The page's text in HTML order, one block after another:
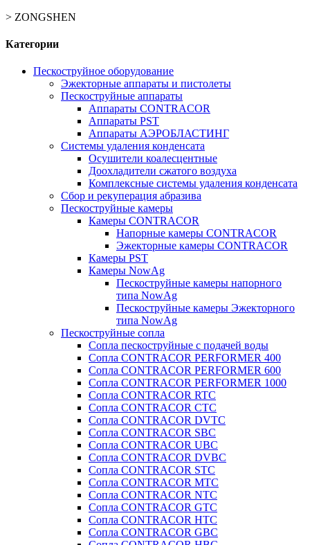
> ZONGSHEN
Категории
Пескоструйное оборудование
Эжекторные аппараты и пистолеты
Пескоструйные аппараты
Аппараты CONTRACOR
Аппараты PST
Аппараты АЭРОБЛАСТИНГ
Системы удаления конденсата
Осушители коалесцентные
Доохладители сжатого воздуха
Комплексные системы удаления конденсата
Сбор и рекуперация абразива
Пескоструйные камеры
Камеры CONTRACOR
Напорные камеры CONTRACOR
Эжекторные камеры CONTRACOR
Камеры PST
Камеры NowAg
Пескоструйные камеры напорного
типа NowAg
Пескоструйные камеры Эжекторного
типа NowAg
Пескоструйные сопла
Сопла пескоструйные с подачей воды
Сопла CONTRACOR PERFORMER 400
Сопла CONTRACOR PERFORMER 600
Сопла CONTRACOR PERFORMER 1000
Сопла CONTRACOR RTC
Сопла CONTRACOR CTC
Сопла CONTRACOR DVTC
Сопла CONTRACOR SBC
Сопла CONTRACOR UBC
Сопла CONTRACOR DVBC
Сопла CONTRACOR STC
Сопла CONTRACOR MTC
Сопла CONTRACOR NTC
Сопла CONTRACOR GTC
Сопла CONTRACOR HTC
Сопла CONTRACOR GBC